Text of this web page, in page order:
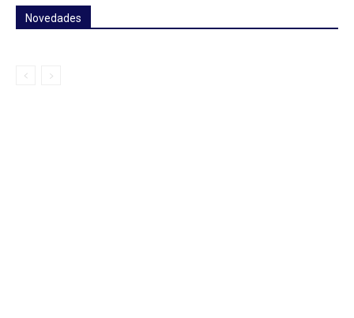
Novedades